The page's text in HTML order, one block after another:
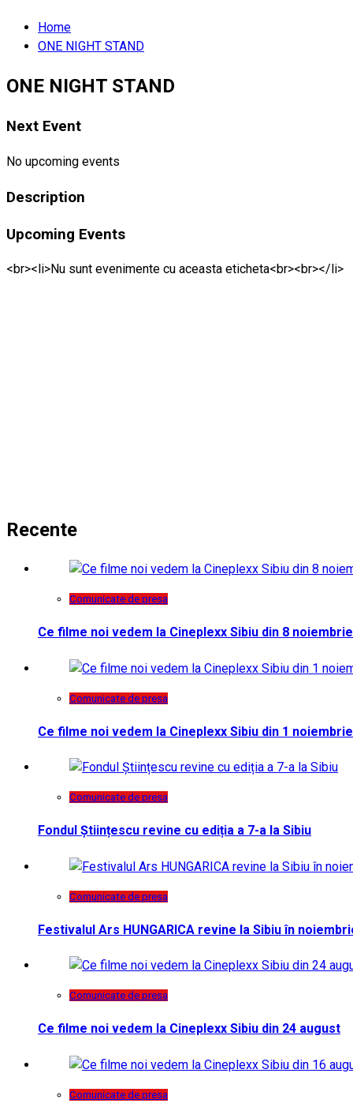
Home
ONE NIGHT STAND
ONE NIGHT STAND
Next Event
No upcoming events
Description
Upcoming Events
<br><li>Nu sunt evenimente cu aceasta eticheta<br><br></li>
Recente
Comunicate de presa
Ce filme noi vedem la Cineplexx Sibiu din 8 noiembrie
Comunicate de presa
Ce filme noi vedem la Cineplexx Sibiu din 1 noiembrie
Comunicate de presa
Fondul Științescu revine cu ediția a 7-a la Sibiu
Comunicate de presa
Festivalul Ars HUNGARICA revine la Sibiu în
Comunicate de presa
Ce filme noi vedem la Cineplexx Sibiu din 24 august
Comunicate de presa